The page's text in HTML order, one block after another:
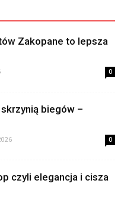
Zakopane to lepsza
0
biegów –
0
czyli elegancja i cisza